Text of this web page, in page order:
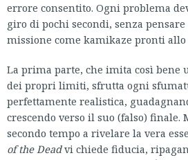
errore consentito. Ogni problema
giro di pochi secondi, senza
missione come kamikaze pronti allo
La prima parte, che imita così bene
dei propri limiti, sfrutta ogni
perfettamente realistica,
crescendo verso il suo (falso) finale.
secondo tempo a rivelare la vera
of the Deadvi chiede fiducia,